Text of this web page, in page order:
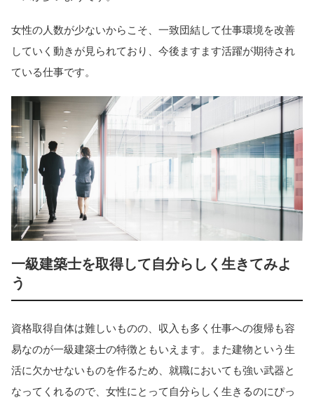
女性の人数が少ないからこそ、一致団結して仕事環境を改善
していく動きが見られており、今後ますます活躍が期待され
ている仕事です。
一級建築士を取得して自分らしく生きてみよ
う
資格取得自体は難しいものの、収入も多く仕事への復帰も容
易なのが一級建築士の特徴ともいえます。また建物という生
活に欠かせないものを作るため、就職においても強い武器と
なってくれるので、女性にとって自分らしく生きるのにぴっ